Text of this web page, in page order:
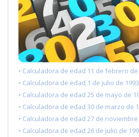
• Calculadora de edad 11 de febrero de
• Calculadora de edad 1 de julio de 1993
• Calculadora de edad 25 de mayo de
• Calculadora de edad 30 de marzo de
• Calculadora de edad 27 de noviembre
• Calculadora de edad 26 de julio de